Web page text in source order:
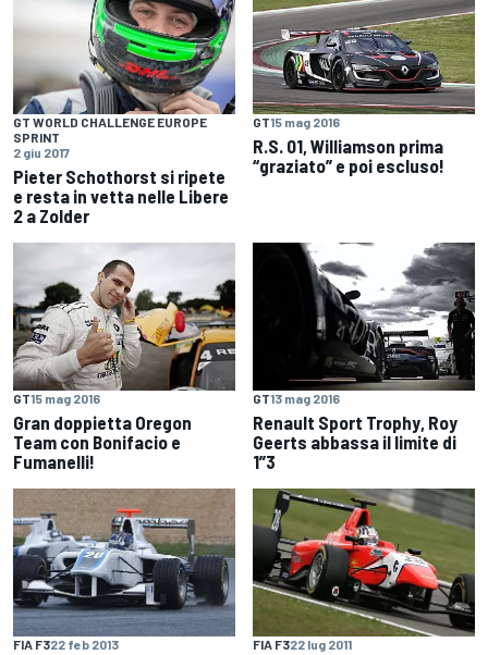
GT WORLD CHALLENGE EUROPE
SPRINT
2 giu 2017
Pieter Schothorst si ripete
e resta in vetta nelle Libere
2 a Zolder
GT15 mag 2016
R.S. 01, Williamson prima
“graziato” e poi escluso!
GT15 mag 2016
Gran doppietta Oregon
Team con Bonifacio e
Fumanelli!
GT13 mag 2016
Renault Sport Trophy, Roy
Geerts abbassa il limite di
1”3
FIA F322 feb 2013 FIA F322 lug 2011